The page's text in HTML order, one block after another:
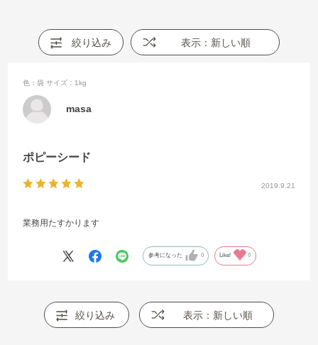
絞り込み 表示：新しい順
2019.9.21
ポピーシード
色：袋 サイズ：1kg
masa
業務用たすかります
参考になった 0 Like! 0
絞り込み 表示：新しい順